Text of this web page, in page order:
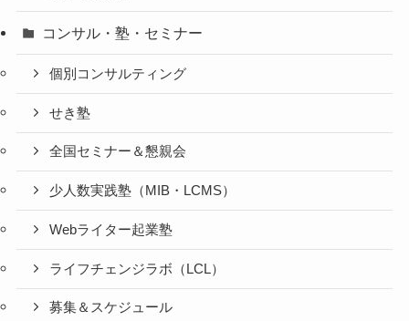
コンサル・塾・セミナー
個別コンサルティング
せき塾
全国セミナー＆懇親会
少人数実践塾（MIB・LCMS）
Webライター起業塾
ライフチェンジラボ（LCL）
募集＆スケジュール